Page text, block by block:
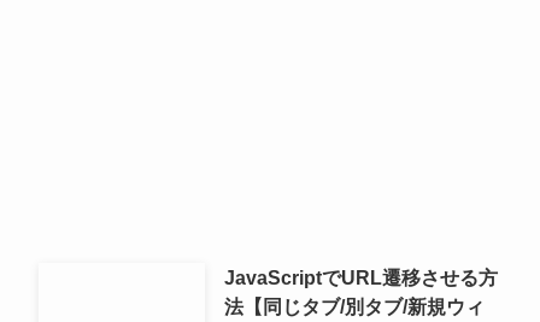
JavaScriptでURL遷移させる方
法【同じタブ/別タブ/新規ウィ